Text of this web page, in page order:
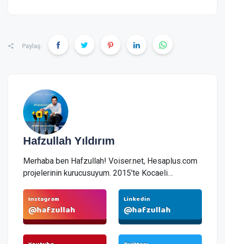
Paylaş:
Hafzullah Yıldırım
Merhaba ben Hafzullah! Voiser.net, Hesaplus.com
projelerinin kurucusuyum. 2015'te Kocaeli
Yüksek Lisans eğitimimi tamamladım. 2017'de
çalıştığım şirketten istifa ederek kendi yazılım
firmam Hafzullah.com.tr'yi kurdum.
Instagram
@hafzullah
Linkedin
@hafzullah